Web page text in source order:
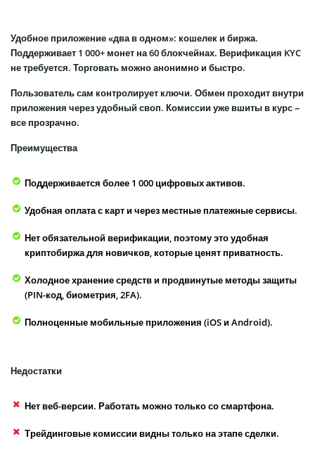
Удобное приложение «два в одном»: кошелек и биржа.
Поддерживает 1 000+ монет на 60 блокчейнах. Верификация KYC
не требуется. Торговать можно анонимно и быстро.
Пользователь сам контролирует ключи. Обмен проходит внутри
приложения через удобный своп. Комиссии уже вшиты в курс –
все прозрачно.
Преимущества
Поддерживается более 1 000 цифровых активов.
Удобная оплата с карт и через местные платежные сервисы.
Нет обязательной верификации, поэтому это удобная
криптобиржа для новичков, которые ценят приватность.
Холодное хранение средств и продвинутые методы защиты
(PIN-код, биометрия, 2FA).
Полноценные мобильные приложения (iOS и Android).
Недостатки
Нет веб-версии. Работать можно только со смартфона.
Трейдинговые комиссии видны только на этапе сделки.